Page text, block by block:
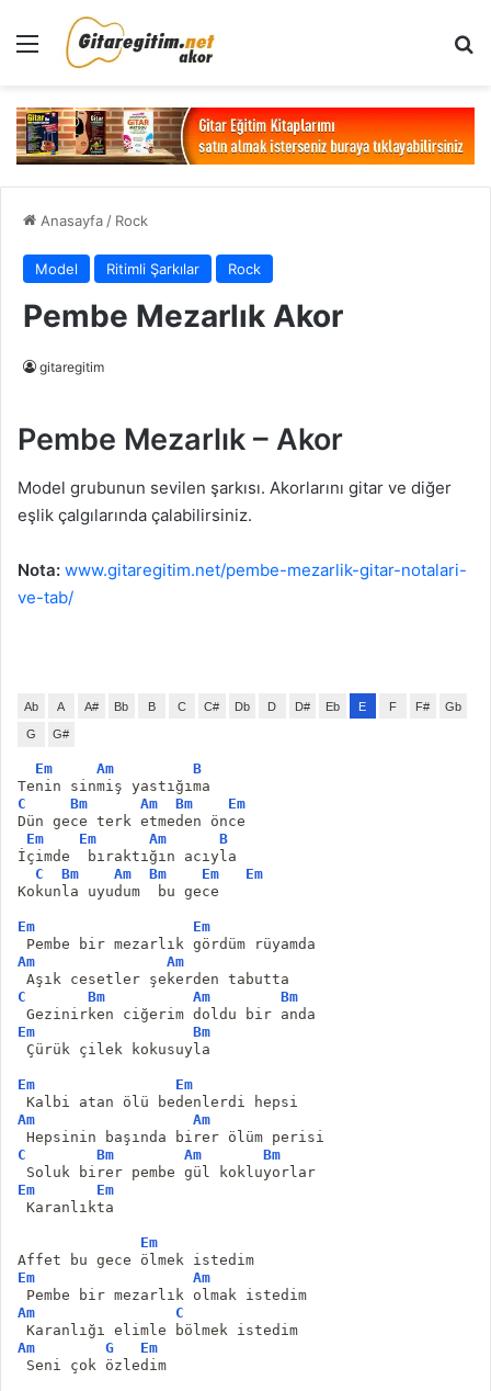
Menü
Anasayfa / Rock
Model Ritimli Şarkılar Rock
Pembe Mezarlık Akor
gitaregitim
Pembe Mezarlık – Akor
Model grubunun sevilen şarkısı. Akorlarını gitar ve diğer
eşlik çalgılarında çalabilirsiniz.
Nota: www.gitaregitim.net/pembe-mezarlik-gitar-notalari-
ve-tab/
Ab A A# Bb B C C# Db D D# Eb E F F# Gb
G G#
Em Am
B
Tenin sinmiş yastığıma
C
Bm Am Bm
Em
Dün gece terk etmeden önce
Em
Em Am
B
İçimde  bıraktığın acıyla
C
Bm Am Bm Em
Em
Kokunla uyudum  bu gece
Em
Em
Pembe bir mezarlık gördüm rüyamda
Am
Am
Aşık cesetler şekerden tabutta
C
Bm Am
Bm
Gezinirken ciğerim doldu bir anda
Em
Bm
Çürük çilek kokusuyla
Em
Em
Kalbi atan ölü bedenlerdi hepsi
Am
Am
Hepsinin başında birer ölüm perisi
C
Bm Am
Bm
Soluk birer pembe gül kokluyorlar
Em
Em
Karanlıkta
Em
Affet bu gece ölmek istedim
Em
Am
Pembe bir mezarlık olmak istedim
Am
C
Karanlığı elimle bölmek istedim
Am
G
Em
Seni çok özledim